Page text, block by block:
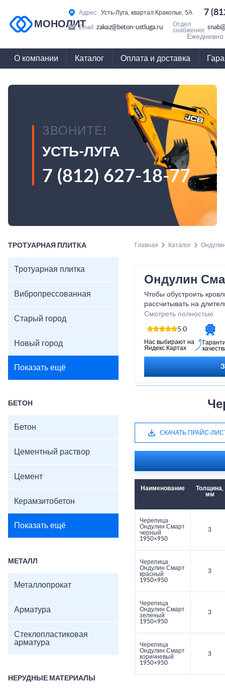
МОНОЛИТ
Адрес: Усть-Луга, квартал Краколье, 5А 7
Email: zakaz@beton-ustluga.ru
Отдел
снабжения:
О компании Каталог Оплата и доставка
ЗВОНИТЕ!
УСТЬ-ЛУГА
7 (812) 627-18-77
ТРОТУАРНАЯ ПЛИТКА
Тротуарная плитка
Вибропрессованная
Старый город
Новый город
Показать ещё
БЕТОН
Бетон
Цементный раствор
Цемент
Керамзитобетон
Показать ещё
МЕТАЛЛ
Металлопрокат
Арматура
Стеклопластиковая
арматура
НЕРУДНЫЕ МАТЕРИАЛЫ
Главная Каталог
Ондулин
Чтобы обустроить
рассчитывать на
купить ондулин смарт
версия материала,
максимально
негативных
небольшому весу, не
Смотреть полностью
5.0
Нас выбирают на
Яндекс.Картах
СКАЧАТЬ ПРАЙС-
Наименование
Толщина,
мм
Черепица
Ондулин Смарт
черный
1950×950
3
Черепица
Ондулин Смарт
красный
1950×950
3
Черепица
Ондулин Смарт
зеленый
1950×950
3
Черепица
Ондулин Смарт
коричневый
1950×950
3